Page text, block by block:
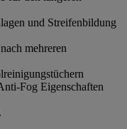
und Streifenbildung
mehreren
Fog Eigenschaften